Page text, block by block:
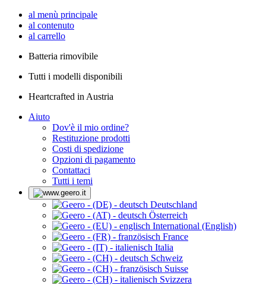
al menù principale
al contenuto
al carrello
Batteria rimovibile
Tutti i modelli disponibili
Heartcrafted in Austria
Aiuto
Dov'è il mio ordine?
Restituzione prodotti
Costi di spedizione
Opzioni di pagamento
Contattaci
Tutti i temi
Deutschland
Österreich
International (English)
France
Italia
Schweiz
Suisse
Svizzera